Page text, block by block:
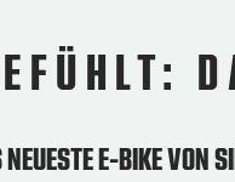
E-BIKE VON